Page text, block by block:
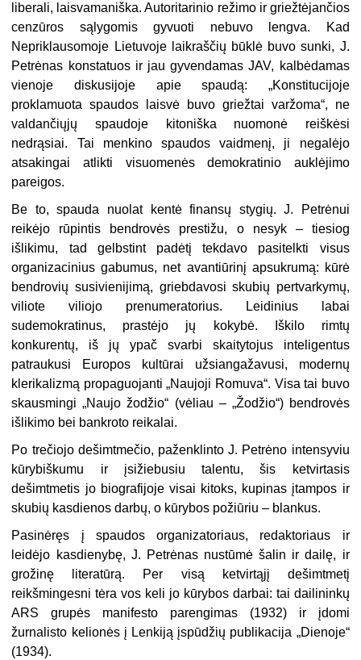
liberali, laisvamaniška. Autoritarinio režimo ir griežtėjančios
cenzūros sąlygomis gyvuoti nebuvo lengva. Kad
Nepriklausomoje Lietuvoje laikraščių būklė buvo sunki, J.
Petrėnas konstatuos ir jau gyvendamas JAV, kalbėdamas
vienoje diskusijoje apie spaudą: „Konstitucijoje
proklamuota spaudos laisvė buvo griežtai varžoma“, ne
valdančiųjų spaudoje kitoniška nuomonė reiškėsi
nedrąsiai. Tai menkino spaudos vaidmenį, ji negalėjo
atsakingai atlikti visuomenės demokratinio auklėjimo
pareigos.
Be to, spauda nuolat kentė finansų stygių. J. Petrėnui
reikėjo rūpintis bendrovės prestižu, o nesyk – tiesiog
išlikimu, tad gelbstint padėtį tekdavo pasitelkti visus
organizacinius gabumus, net avantiūrinį apsukrumą: kūrė
bendrovių susivienijimą, griebdavosi skubių pertvarkymų,
viliote viliojo prenumeratorius. Leidinius labai
sudemokratinus, prastėjo jų kokybė. Iškilo rimtų
konkurentų, iš jų ypač svarbi skaitytojus inteligentus
patraukusi Europos kultūrai užsiangažavusi, modernų
klerikalizmą propaguojanti „Naujoji Romuva“. Visa tai buvo
skausmingi „Naujo žodžio“ (vėliau – „Žodžio“) bendrovės
išlikimo bei bankroto reikalai.
Po trečiojo dešimtmečio, paženklinto J. Petrėno intensyviu
kūrybiškumu ir įsižiebusiu talentu, šis ketvirtasis
dešimtmetis jo biografijoje visai kitoks, kupinas įtampos ir
skubių kasdienos darbų, o kūrybos požiūriu – blankus.
Pasinėręs į spaudos organizatoriaus, redaktoriaus ir
leidėjo kasdienybę, J. Petrėnas nustūmė šalin ir dailę, ir
grožinę literatūrą. Per visą ketvirtąjį dešimtmetį
reikšmingesni tėra vos keli jo kūrybos darbai: tai dailininkų
ARS grupės manifesto parengimas (1932) ir įdomi
žurnalisto kelionės į Lenkiją įspūdžių publikacija „Dienoje“
(1934).